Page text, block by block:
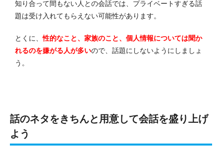
知り合って間もない人との会話では、プライベートすぎる話
題は受け入れてもらえない可能性があります。
とくに、性的なこと、家族のこと、個人情報については聞か
れるのを嫌がる人が多いので、話題にしないようにしましょ
う。
話のネタをきちんと用意して会話を盛り上げ
よう